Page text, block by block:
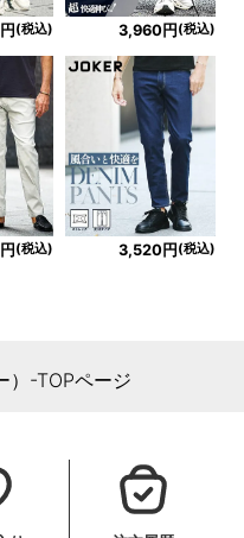
(税込) 3,960円 (税込)
(税込) 3,520円 (税込)
）-TOPページ